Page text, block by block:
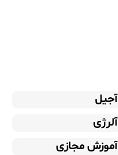
آجیل
آلرژی
آموزش مجازی